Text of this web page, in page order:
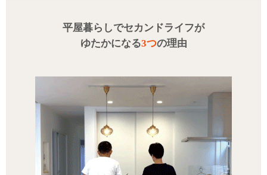
平屋暮らしでセカンドライフが
ゆたかになる3つの理由